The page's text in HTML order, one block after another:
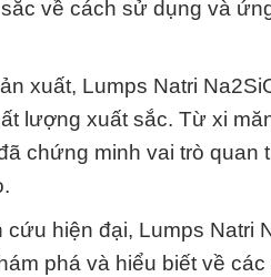
về cách sử dụng và
xuất, Lumps Natri
lượng xuất sắc. Từ xi
chứng minh vai trò quan
hiện đại, Lumps Natri
phá và hiểu biết về